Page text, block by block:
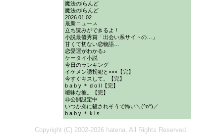
魔法のiらんど
魔法のiらんど
2026.01.02
最新ニュース
立ち読みができるよ！
小説最優秀賞「出会い系サイトの…」
甘くて切ない恋物語…
恋愛運がわかる♪
ケータイ小説
今日のランキング
イケメン誘拐犯と×××【完】
今すぐキスして。【完】
b a b y ＊ d o l l【完】
曖昧な彼。【完】
非公開設定中
いつか弟に殺されそうで怖い＼(^o^)／
b a b y ＊ k i s
Copyright (C) 2002-2026 hatena. All Rights Reserved.